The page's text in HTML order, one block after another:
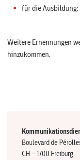
für die
Weitere Ernennungen
hinzukommen.
Boulevard de
CH – 1700 Freiburg